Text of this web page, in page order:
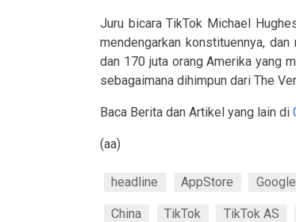
Juru bicara TikTok Michael
mendengarkan konstituennya,
dan 170 juta orang Amerika yang
sebagaimana dihimpun dari The
Baca Berita dan Artikel yang lain di
(aa)
headline AppStore
China TikTok TikTok AS